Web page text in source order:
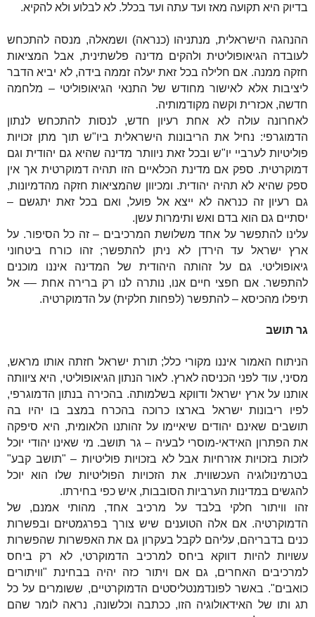
בדיוק היא תקועה מאז ועד עתה ועד בכלל. לא לבלוע ולא להקיא.
ההנהגה הישראלית, מנתניהו (כנראה) ושמאלה, מנסה להתכחש
לעובדה הגיאופוליטית ולהקים מדינה פלשתינית, אבל המציאות
חזקה ממנה. אם חלילה בכל זאת יעלה זממה בידה, לא יביא הדבר
ליציבות אלא לאישור מחודש של התנאי הגיאופוליטי – מלחמה
חדשה, אכזרית וקשה מקודמותיה.
לאחרונה עולה לא אחת רעיון חדש, לנסות להתכחש לנתון
הדמוגרפי: נחיל את הריבונות הישראלית ביו"ש תוך מתן זכויות
פוליטיות לערביי יו"ש ובכל זאת ניוותר מדינה שהיא גם יהודית וגם
דמוקרטית. ספק אם מדינת הכלאיים הזו תהיה דמוקרטית אך אין
ספק שהיא לא תהיה יהודית. ומכיוון שהמציאות חזקה מהדמיונות,
גם רעיון זה כנראה לא ייצא אל פועל, ואם בכל זאת יתגשם –
יסתיים גם הוא בדם ואש ותימרות עשן.
עלינו להתפשר על אחד משלושת המרכיבים – זה כל הסיפור. על
ארץ ישראל עד הירדן לא ניתן להתפשר; זהו כורח ביטחוני
גיאופוליטי. גם על זהותה היהודית של המדינה איננו מוכנים
להתפשר. אם חפצי חיים אנו, נותרה לנו רק ברירה אחת –– אל
תיפלו מהכיסא – להתפשר (לפחות חלקית) על הדמוקרטיה.
גר תושב
הניתוח האמור איננו מקורי כלל; תורת ישראל חזתה אותו מראש,
מסיני, עוד לפני הכניסה לארץ. לאור הנתון הגיאופוליטי, היא ציוותה
אותנו על ארץ ישראל ודווקא בשלמותה. בהכירה בנתון הדמוגרפי,
לפיו ריבונות ישראל בארצו כרוכה בהכרח במצב בו יהיו בה
תושבים שאינם יהודים שיאיימו על זהותנו הלאומית, היא סיפקה
את הפתרון האידאי-מוסרי לבעיה – גר תושב. מי שאינו יהודי יוכל
לזכות בזכויות אזרחיות אבל לא בזכויות פוליטיות – "תושב קבע"
בטרמינולוגיה העכשווית. את הזכויות הפוליטיות שלו הוא יוכל
להגשים במדינות הערביות הסובבות, איש כפי בחירתו.
זהו וויתור חלקי בלבד על מרכיב אחד, מהותי אמנם, של
הדמוקרטיה. אם אלה הטוענים שיש צורך בפרגמטיזם ובפשרות
כנים בדבריהם, עליהם לקבל בעקרון גם את האפשרות שהפשרות
עשויות להיות דווקא ביחס למרכיב הדמוקרטי, לא רק ביחס
למרכיבים האחרים, גם אם ויתור כזה יהיה בבחינת "וויתורים
כואבים". באשר לפונדמנטליסטים הדמוקרטיים, ששומרים על כל
תג ותו של האידאולוגיה הזו, ככתבה וכלשונה, נראה לומר שהם